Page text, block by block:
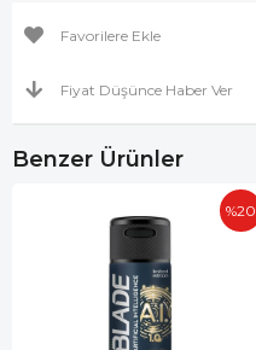
Favorilere Ekle
Fiyat Düşünce Haber Ver
Benzer Ürünler
%20